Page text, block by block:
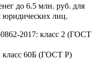
до 6.5 млн. руб. для
юридических лиц.
2017: класс 2 (ГОСТ
класс 60Б (ГОСТ Р)